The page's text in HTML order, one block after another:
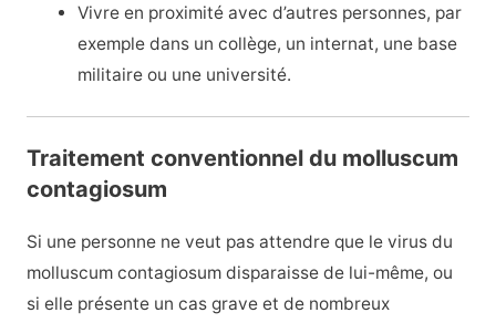
Vivre en proximité avec d’autres personnes, par
exemple dans un collège, un internat, une base
militaire ou une université.
Traitement conventionnel du molluscum
contagiosum
Si une personne ne veut pas attendre que le virus du
molluscum contagiosum disparaisse de lui-même, ou
si elle présente un cas grave et de nombreux